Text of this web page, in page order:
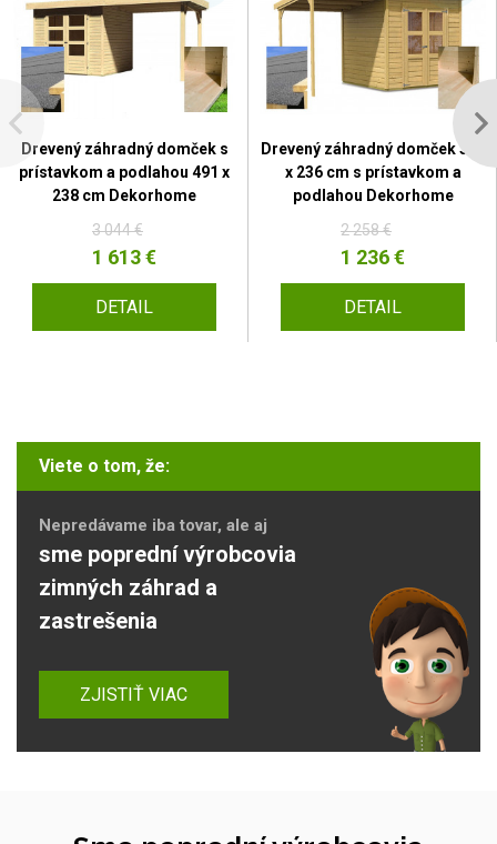
Drevený záhradný domček s
prístavkom a podlahou 491 x
238 cm Dekorhome
3 044 €
1 613 €
DETAIL
Drevený záhradný domček 370
x 236 cm s prístavkom a
podlahou Dekorhome
2 258 €
1 236 €
DETAIL
Viete o tom, že:
Nepredávame iba tovar, ale aj
sme poprední výrobcovia
zimných záhrad a
zastrešenia
ZJISTIŤ VIAC